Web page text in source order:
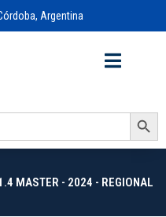
Argentina
Search Button
MASTER - 2024 - REGIONAL